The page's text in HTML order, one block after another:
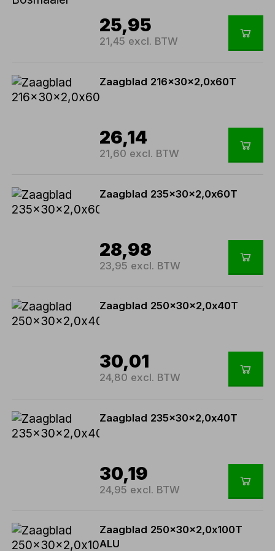
25,95
21,45 excl. BTW
Zaagblad 216x30x2,0x60T
26,14
21,60 excl. BTW
Zaagblad 235x30x2,0x60T
28,98
23,95 excl. BTW
Zaagblad 250x30x2,0x40T
30,01
24,80 excl. BTW
Zaagblad 235x30x2,0x40T
30,19
24,95 excl. BTW
Zaagblad 250x30x2,0x100T
ALU